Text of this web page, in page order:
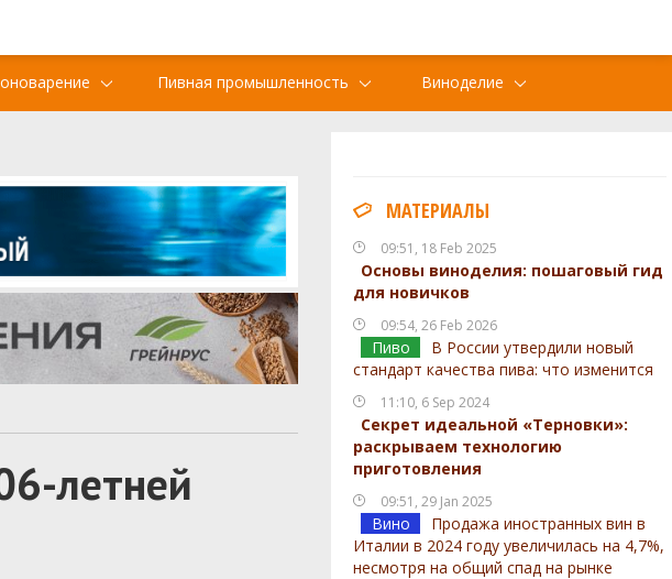
Пивная промышленность Виноделие
МАТЕРИАЛЫ
09:51, 18 Feb 2025
Основы виноделия: пошаговый гид
для новичков
09:54, 26 Feb 2026
Пиво
В России утвердили новый
стандарт качества пива: что изменится
11:10, 6 Sep 2024
Секрет идеальной «Терновки»:
раскрываем технологию
приготовления
09:51, 29 Jan 2025
Вино
Продажа иностранных вин в
Италии в 2024 году увеличилась на 4,7%,
несмотря на общий спад на рынке
летней